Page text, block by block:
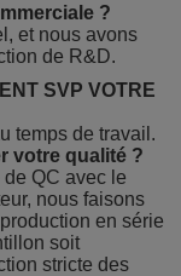
?
et nous avons
de R&D.
SVP VOTRE
temps de travail.
votre qualité ?
QC avec le
nous faisons
en série
soit
stricte des